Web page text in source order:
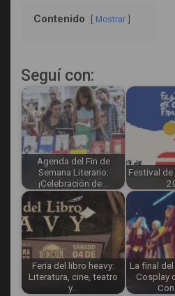
Contenido Mostrar
Seguí con:
Agenda del Fin de
Semana Literario:
¡Celebración de…
Festival de
Feria del libro heavy:
Literatura, cine, teatro
y…
La final
Cosplay